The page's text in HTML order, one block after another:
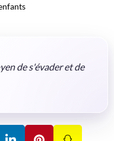
de s'évader et de